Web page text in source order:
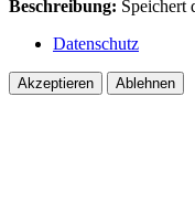
Beschreibung: Speichert
Datenschutz
Akzeptieren Ablehnen